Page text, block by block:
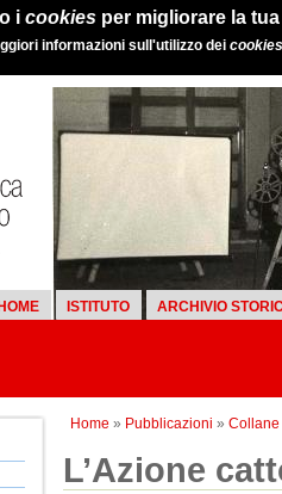
i cookies per migliorare la
informazioni sull'utilizzo dei cookies
HOME ISTITUTO ARCHIVIO
Home » Pubblicazioni » Collane
L’Azione